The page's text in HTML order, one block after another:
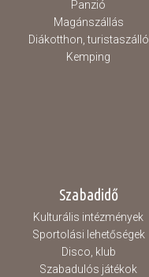
Panzió
Magánszállás
Diákotthon, turistaszálló
Kemping
Szabadidő
Kulturális intézmények
Sportolási lehetőségek
Disco, klub
Szabadulós játékok